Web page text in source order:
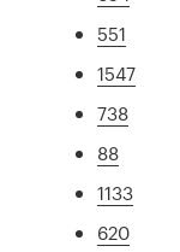
551
1547
738
88
1133
620